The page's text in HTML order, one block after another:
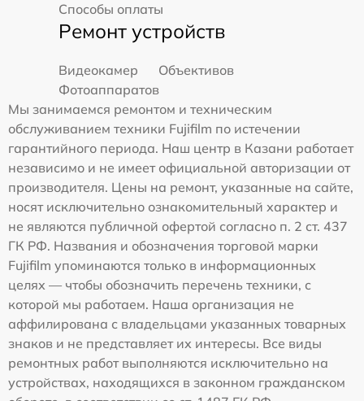
Способы оплаты
Ремонт устройств
Видеокамер
Объективов
Фотоаппаратов
Мы занимаемся ремонтом и техническим
обслуживанием техники Fujifilm по истечении
гарантийного периода. Наш центр в Казани работает
независимо и не имеет официальной авторизации от
производителя. Цены на ремонт, указанные на сайте,
носят исключительно ознакомительный характер и
не являются публичной офертой согласно п. 2 ст. 437
ГК РФ. Названия и обозначения торговой марки
Fujifilm упоминаются только в информационных
целях — чтобы обозначить перечень техники, с
которой мы работаем. Наша организация не
аффилирована с владельцами указанных товарных
знаков и не представляет их интересы. Все виды
ремонтных работ выполняются исключительно на
устройствах, находящихся в законном гражданском